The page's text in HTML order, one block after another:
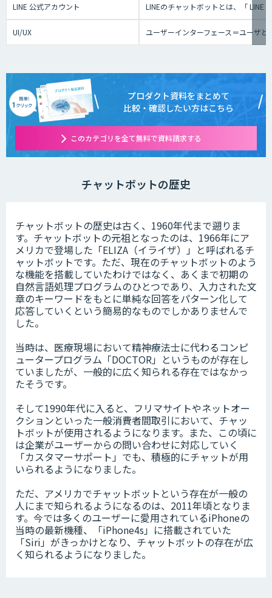
LINE 公式アカウント LINEのチャットボットとは、「 LINE
UI/UX ユーザーインターフェース＝ユーザ
プロダクト資料をまとめて
比較・確認したい方はこちら
このカテゴリを全て無料で資料請求する
チャットボットの歴史
チャットボットの歴史は古く、1960年代まで遡りま
す。チャットボットの元祖となったのは、1966年にア
メリカで登場した「ELIZA（イライザ）」と呼ばれるチ
ャットボットです。ただ、現在のチャットボットのよう
な機能を搭載していたわけではなく、あくまで初期の
自然言語処理プログラムのひとつであり、入力された文
章のキーワードをもとに単純な回答をパターン化して
応答していくという簡易的なものでしかありませんで
した。
当時は、医療現場において精神療法士に代わるコンピ
ュータープログラム「DOCTOR」というものが存在し
ていましたが、一般的に広く知られる存在ではなかっ
たそうです。
そして1990年代に入ると、フリマサイトやネットオー
クションといった一般消費者間取引において、チャッ
トボットが使用されるようになります。また、この頃に
は企業がユーザーからの問い合わせに対応していく
「カスタマーサポート」でも、積極的にチャットが用
いられるようになりました。
ただ、アメリカでチャットボットという存在が一般の
人にまで知られるようになるのは、2011年頃となりま
す。今では多くのユーザーに愛用されているiPhoneの
当時の最新機種、「iPhone4s」に搭載されていた
「Siri」がきっかけとなり、チャットボットの存在が広
く知られるようになりました。